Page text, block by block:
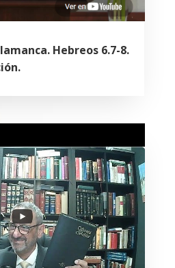
Hebreos 6.7-8.